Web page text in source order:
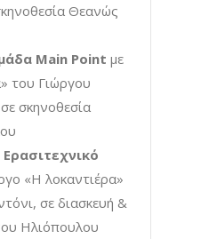
Θεανώς
Main Point με
του Γιώργου
σκηνοθεσία
«Η λοκαντιέρα»
σε διασκευή &
Ηλιόπουλου